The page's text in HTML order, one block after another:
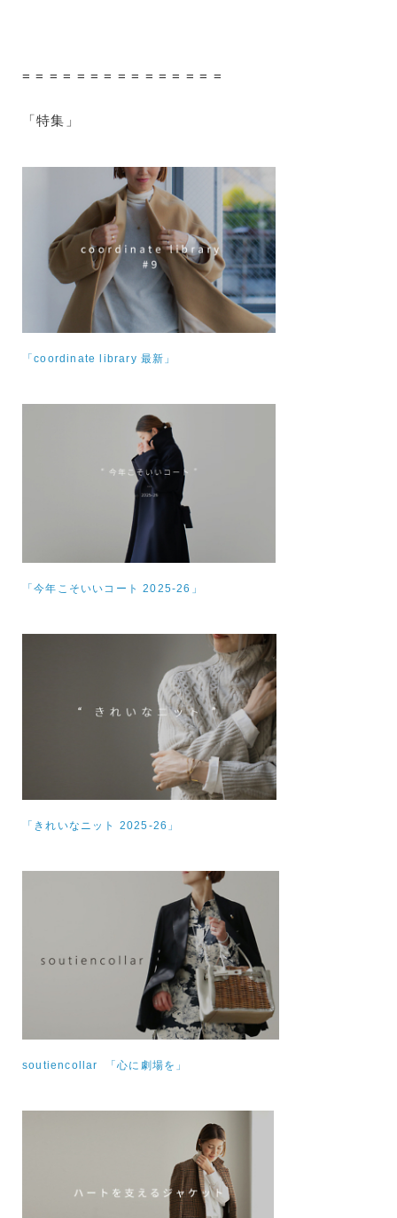
= = = = = = = = = = = = = = =
「特集」
「coordinate library 最新」
「今年こそいいコート 2025-26」
「きれいなニット 2025-26」
soutiencollar 「心に劇場を」